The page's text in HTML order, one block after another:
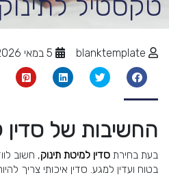
טקסטיל
החשיבות של סדין
בעת בחירת סדין למיטת תינוק, חשוב
בטוח ועדין למגע. סדין איכותי צריך